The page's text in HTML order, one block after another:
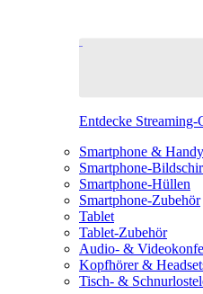
Entdecke Streaming-
Smartphone & Handy
Smartphone-
Smartphone-Hüllen
Smartphone-Zubehör
Tablet
Tablet-Zubehör
Audio- &
Kopfhörer &
Tisch- &